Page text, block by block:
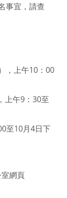
事宜，請查
，上午10：00
上午9：30至
至10月4日下
網頁